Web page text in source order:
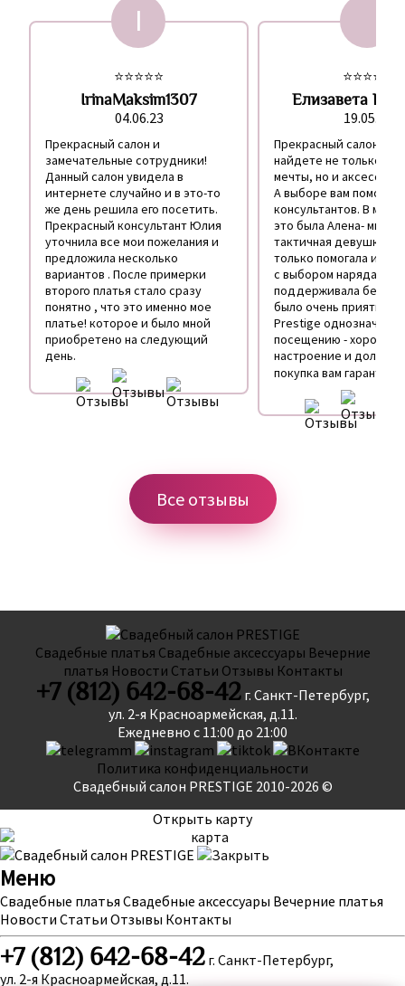
I
⭐⭐⭐⭐⭐
IrinaMaksim1307
04.06.23
Прекрасный салон и
замечательные сотрудники!
Данный салон увидела в
интернете случайно и в это-то
же день решила его посетить.
Прекрасный консультант Юлия
уточнила все мои пожелания и
предложила несколько
вариантов . После примерки
второго платья стало сразу
понятно , что это именно мое
платье! которое и было мной
приобретено на следующий
день.
⭐⭐⭐⭐⭐
Елизавета
19.05.23
Прекрасный салон!
найдете не только
мечты, но и
А выборе вам поможет
консультантов. В моем
это была Алена- милая
тактичная девушка.
только помогала и
с выбором наряда, но
поддерживала
было очень приятно!
Prestige однозначно
посещению - хорошее
настроение и
покупка вам
Все отзывы
Свадебные платья Свадебные аксессуары Вечерние
платья Новости Статьи Отзывы Контакты
+7 (812) 642-68-42 г. Санкт-Петербург,
ул. 2-я Красноармейская, д.11.
Ежедневно с 11:00 до 21:00
Политика конфиденциальности
Свадебный салон PRESTIGE 2010-2026 ©
Открыть карту
Меню
Свадебные платья Свадебные аксессуары Вечерние платья
Новости Статьи Отзывы Контакты
+7 (812) 642-68-42 г. Санкт-Петербург,
ул. 2-я Красноармейская, д.11.